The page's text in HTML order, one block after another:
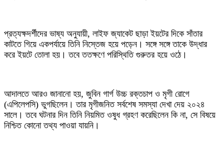
প্রত্যক্ষদর্শীদের ভাষ্য অনুযায়ী, লাইফ জ্যাকেট ছাড়া ইয়টের দিকে সাঁতার
কাটতে গিয়ে একপর্যায়ে তিনি নিস্তেজ হয়ে পড়েন। সঙ্গে সঙ্গে তাকে উদ্ধার
করে ইয়টে তোলা হয়। তবে ততক্ষণে পরিস্থিতি গুরুতর হয়ে ওঠে।
আদালতে আরও জানানো হয়, জুবিন গার্গ উচ্চ রক্তচাপ ও মৃগী রোগে
(এপিলেপসি) ভুগছিলেন। তার মৃগীজনিত সর্বশেষ সমস্যা দেখা দেয় ২০২৪
সালে। তবে ঘটনার দিন তিনি নিয়মিত ওষুধ গ্রহণ করেছিলেন কি না, সে বিষয়ে
নিশ্চিত কোনো তথ্য পাওয়া যায়নি।